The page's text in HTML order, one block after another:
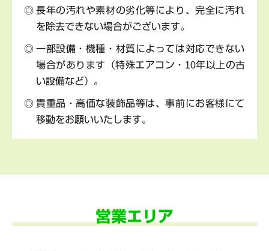
長年の汚れや素材の劣化等により、完全に汚れ
を除去できない場合がございます。
一部設備・機種・材質によっては対応できない
場合があります（特殊エアコン・10年以上の古
い設備など）。
貴重品・高価な装飾品等は、事前にお客様にて
移動をお願いいたします。
営業エリア